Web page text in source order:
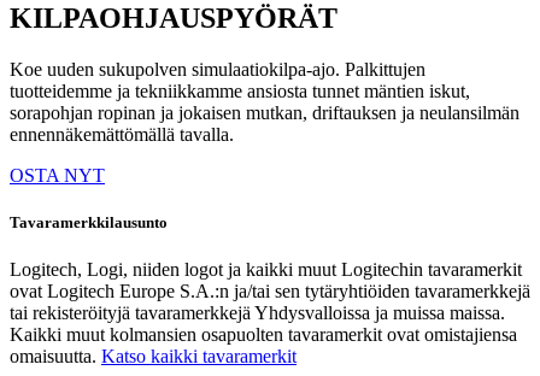
KILPAOHJAUSPYÖRÄT
Koe uuden sukupolven simulaatiokilpa-ajo. Palkittujen
tuotteidemme ja tekniikkamme ansiosta tunnet mäntien iskut,
sorapohjan ropinan ja jokaisen mutkan, driftauksen ja neulansilmän
ennennäkemättömällä tavalla.
OSTA NYT
Tavaramerkkilausunto
Logitech, Logi, niiden logot ja kaikki muut Logitechin tavaramerkit
ovat Logitech Europe S.A.:n ja/tai sen tytäryhtiöiden tavaramerkkejä
tai rekisteröityjä tavaramerkkejä Yhdysvalloissa ja muissa maissa.
Kaikki muut kolmansien osapuolten tavaramerkit ovat omistajiensa
omaisuutta. Katso kaikki tavaramerkit